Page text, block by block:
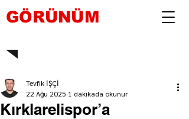
GÖRÜNÜM
Kırklarelispor’a
Tevfik İŞÇİ
22 Ağu 2025 1 dakikada okunur